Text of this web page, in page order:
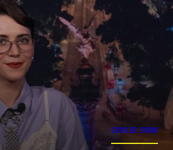
SPOILER SHOW